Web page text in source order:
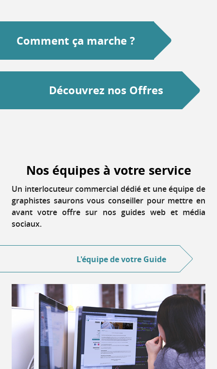
Comment ça marche ?
Découvrez nos Offres
Nos équipes à votre service
Un interlocuteur commercial dédié et une équipe de
graphistes saurons vous conseiller pour mettre en
avant votre offre sur nos guides web et média
sociaux.
L'équipe de votre Guide